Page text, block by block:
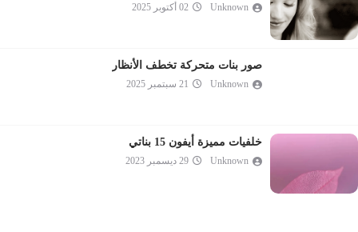
Unknown 02 أكتوبر 2025
صور بنات متحركة تخطف الأنظار
Unknown 21 سبتمبر 2025
خلفيات مميزة أيفون 15 بناتي
Unknown 29 ديسمبر 2023